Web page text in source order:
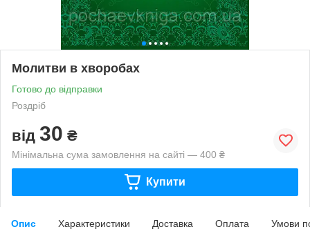
Молитви в хворобах
Готово до відправки
Роздріб
від 30 ₴
Мінімальна сума замовлення на сайті — 400 ₴
Купити
Опис Характеристики Доставка Оплата Умови